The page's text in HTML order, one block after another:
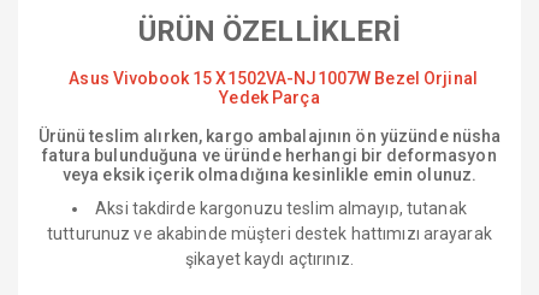
ÜRÜN ÖZELLİKLERİ
Asus Vivobook 15 X1502VA-NJ1007W Bezel Orjinal
Yedek Parça
Ürünü teslim alırken, kargo ambalajının ön yüzünde nüsha
fatura bulunduğuna ve üründe herhangi bir deformasyon
veya eksik içerik olmadığına kesinlikle emin olunuz.
Aksi takdirde kargonuzu teslim almayıp, tutanak
tutturunuz ve akabinde müşteri destek hattımızı arayarak
şikayet kaydı açtırınız.